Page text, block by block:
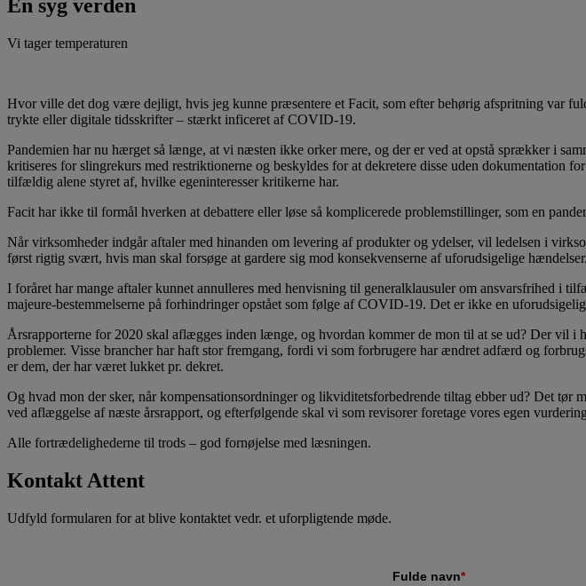
En syg verden
Vi tager temperaturen
Hvor ville det dog være dejligt, hvis jeg kunne præsentere et Facit, som efter behørig afspritning var
trykte eller digitale tidsskrifter – stærkt inficeret af COVID-19.
Pandemien har nu hærget så længe, at vi næsten ikke orker mere, og der er ved at opstå sprækker i
kritiseres for slingrekurs med restriktionerne og beskyldes for at dekretere disse uden
tilfældig alene styret af, hvilke egeninteresser kritikerne har.
Facit har ikke til formål hverken at debattere eller løse så komplicerede problemstillinger, som en
Når virksomheder indgår aftaler med hinanden om levering af produkter og ydelser, vil ledelsen i
først rigtig svært, hvis man skal forsøge at gardere sig mod konsekvenserne af uforudsigelige hændelser.
I foråret har mange aftaler kunnet annulleres med henvisning til generalklausuler om ansvarsfrihed i
majeure-bestemmelserne på forhindringer opstået som følge af COVID-19. Det er ikke en
Årsrapporterne for 2020 skal aflægges inden længe, og hvordan kommer de mon til at se ud? Der vil
problemer. Visse brancher har haft stor fremgang, fordi vi som forbrugere har ændret adfærd og
er dem, der har været lukket pr. dekret.
Og hvad mon der sker, når kompensationsordninger og likviditetsforbedrende tiltag ebber ud? Det
ved aflæggelse af næste årsrapport, og efterfølgende skal vi som revisorer foretage vores egen
Alle fortrædelighederne til trods – god fornøjelse med læsningen.
Kontakt Attent
Udfyld formularen for at blive kontaktet vedr. et uforpligtende møde.
Fulde navn*